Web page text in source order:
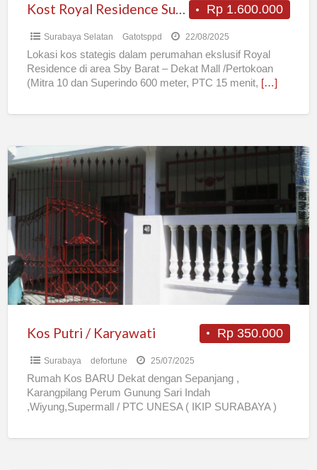
Rp 1.600.000
Kost Royal Residence Surabaya Barat
Surabaya Selatan Gatotsppd 22/08/2025
Lokasi kos stategis dalam perumahan ekslusif Royal
Residence di area Sby Barat – Dekat Mall /Pertokoan
(Mitra 10 dan Superindo 600 meter, PTC 15 menit, […]
Kos
Putri
/
Karyawati
Rp 350.000
Kos Putri / Karyawati
Surabaya defortune 25/07/2025
Rumah Kos BARU Dekat dengan Sepanjang ,
Karangpilang Perum Gunung Sari Indah
,Wiyung,Supermall / PTC UNESA ( IKIP SURABAYA )